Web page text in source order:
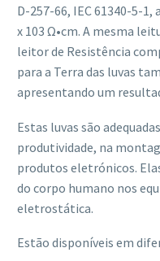
D-257-66, IEC 61340-5-1,
x 103 Ω•cm. A mesma
leitor de Resistência
para a Terra das luvas
apresentando um
Estas luvas são
produtividade, na
produtos eletrónicos.
do corpo humano nos
eletrostática.
Estão disponíveis em